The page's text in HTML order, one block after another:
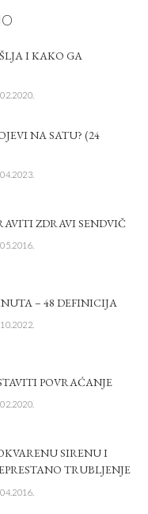
I KAKO GA
NA SATU? (24
ZDRAVI SENDVIČ
– 48 DEFINICIJA
POVRAĆANJE
SIRENU I
TRUBLJENJE